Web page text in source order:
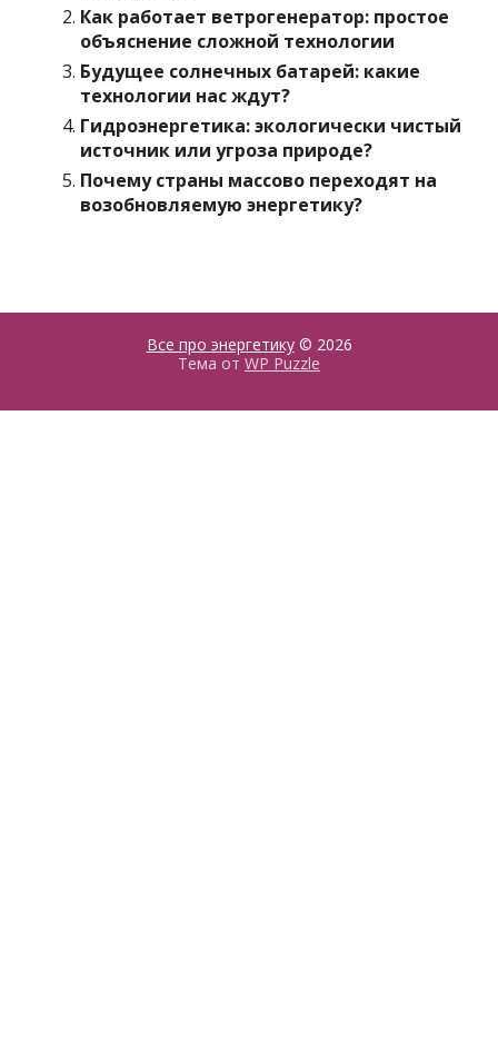
Как работает ветрогенератор: простое
объяснение сложной технологии
Будущее солнечных батарей: какие
технологии нас ждут?
Гидроэнергетика: экологически чистый
источник или угроза природе?
Почему страны массово переходят на
возобновляемую энергетику?
Все про энергетику© 2026
Тема от WP Puzzle